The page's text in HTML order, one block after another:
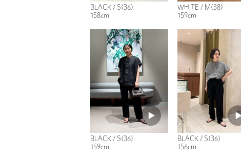
BLACK / S(36)
158cm
WHITE / M(38)
159cm
BLACK / S(36)
159cm
BLACK / S(36)
156cm